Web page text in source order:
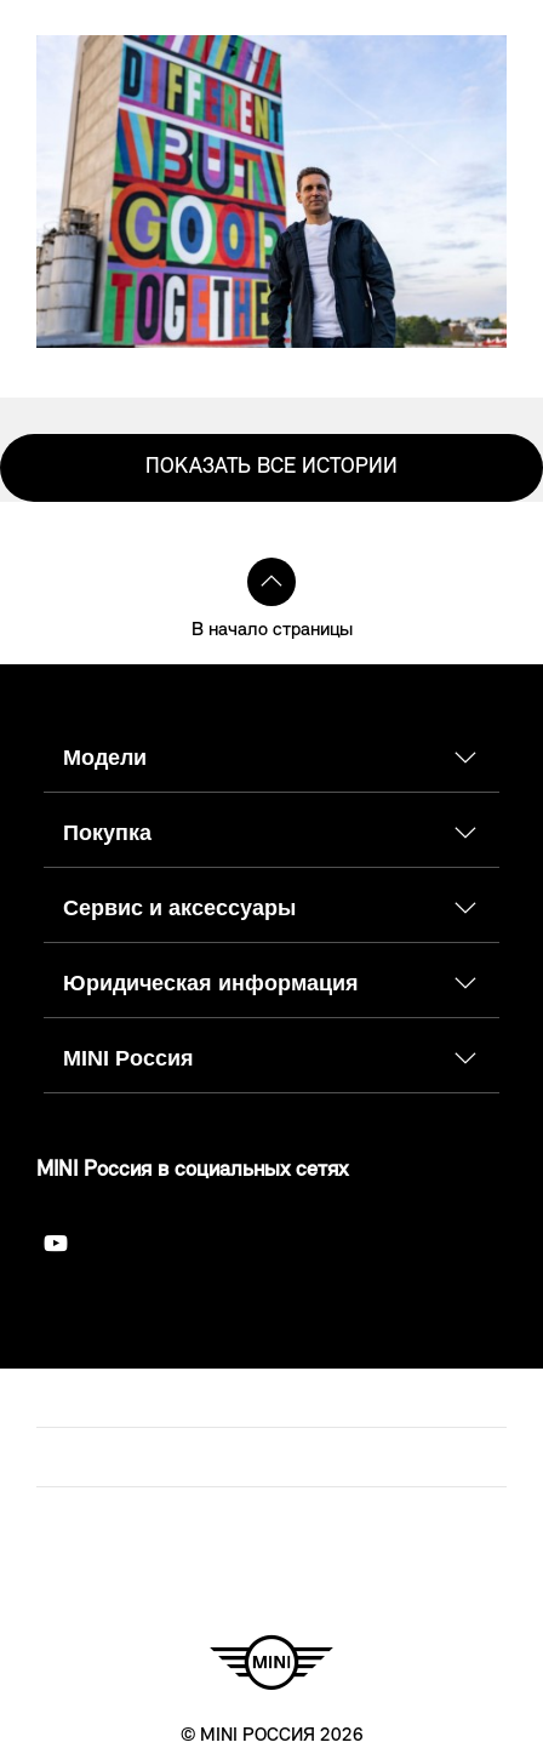
ПОКАЗАТЬ ВСЕ ИСТОРИИ
В начало страницы
Модели
Покупка
Сервис и аксессуары
Юридическая информация
MINI Россия
MINI Россия в социальных сетях
© MINI РОССИЯ 2026